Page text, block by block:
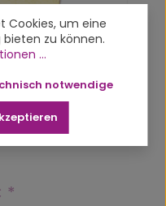
Preis:
Cookies, um eine
zu können.
...
notwendige